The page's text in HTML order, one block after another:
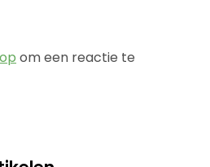
om een reactie te